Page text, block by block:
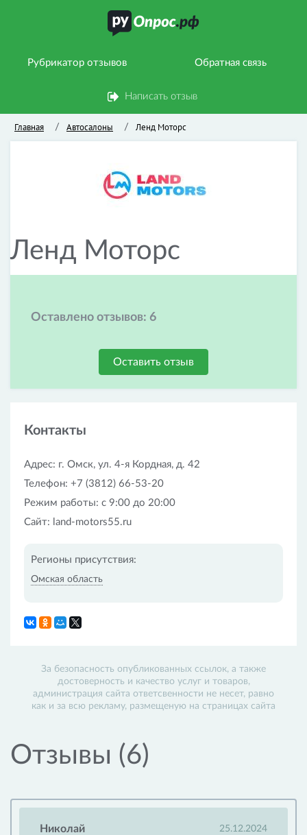
Рубрикатор отзывов Обратная связь
Написать отзыв
Главная / Автосалоны / Ленд Моторс
Ленд Моторс
Оставлено отзывов: 6
Оставить отзыв
Контакты
Адрес: г. Омск, ул. 4-я Кордная, д. 42
Телефон: +7 (3812) 66-53-20
Режим работы: с 9:00 до 20:00
Сайт: land-motors55.ru
Регионы присутствия:
Омская область
За безопасность опубликованных ссылок, а также
достоверность и качество услуг и товаров,
администрация сайта ответсвенности не несет, равно
как и за всю рекламу, размещеную на страницах сайта
Отзывы (6)
Николай 25.12.2024